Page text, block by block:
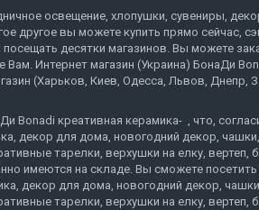
освещение, хлопушки, сувениры,
другое вы можете купить прямо сейчас,
десятки магазинов. Вы можете
Интернет магазин (Украина) БонаДи
(Харьков, Киев, Одесса, Львов, Днепр,
креативная керамика- , что,
декор для дома, новогодний декор,
тарелки, верхушки на елку, вертеп,
имеются на складе. Вы сможете
декор для дома, новогодний декор,
тарелки, верхушки на елку, вертеп,